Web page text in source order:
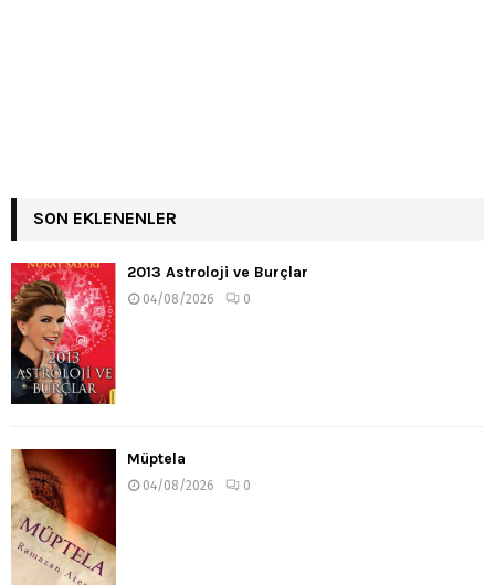
SON EKLENENLER
2013 Astroloji ve Burçlar
04/08/2026 0
Müptela
04/08/2026 0